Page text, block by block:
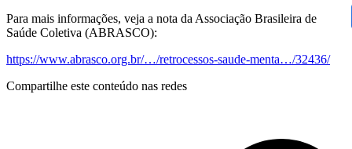
Para mais informações, veja a nota da Associação Brasileira de
Saúde Coletiva (ABRASCO):
https://www.abrasco.org.br/…/retrocessos-saude-menta…/32436/
Compartilhe este conteúdo nas redes